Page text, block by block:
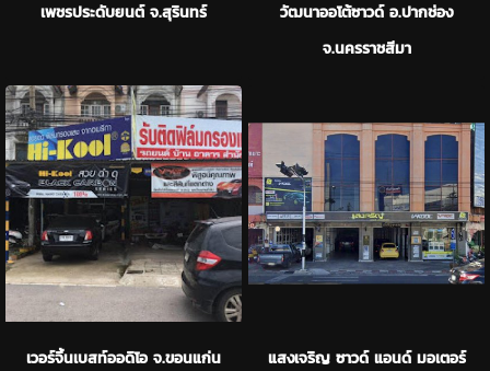
เพชรประดับยนต์ จ.สุรินทร์
วัฒนาออโต้ซาวด์ อ.ปากช่อง
จ.นครราชสีมา
เวอร์จิ้นเบสท์ออดิโอ จ.ขอนแก่น
แสงเจริญ ซาวด์ แอนด์ มอเตอร์